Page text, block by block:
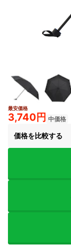
最安価格
3,740円 中価格
価格を比較する